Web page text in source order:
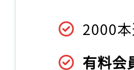
2000
有料会